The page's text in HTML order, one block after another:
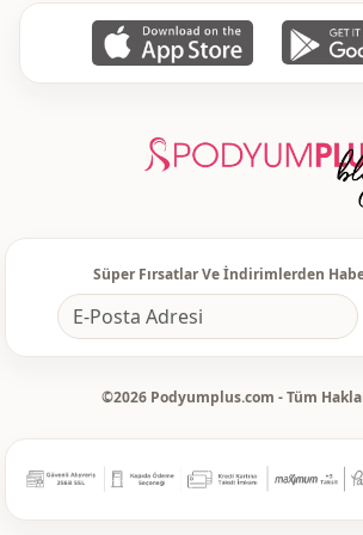
Süper Fırsatlar Ve İndirimlerden
©2026 Podyumplus.com - Tüm